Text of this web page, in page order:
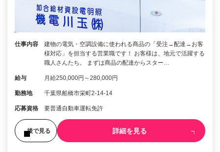
仕事内容
建物の電気・空調設備に使われる商品の「受注→配達→お客
様対応」を担当する営業職です！ お客様は、地元で活躍する
職人さんたち。 まずは商品の配達からスター…
給与 月給250,000円～280,000円
勤務地 千葉県船橋市栄町2-14-14
応募資格 要普通自動車運転免許
後で見る 詳細を見る